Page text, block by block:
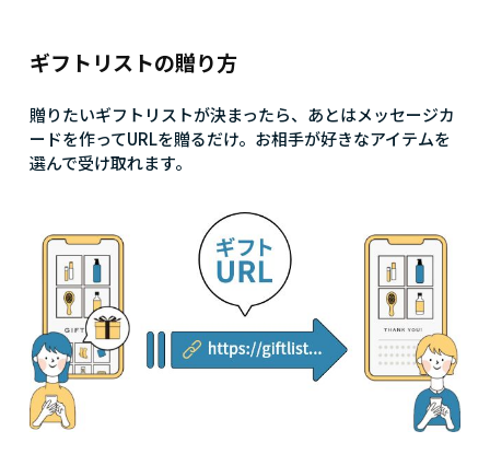
ギフトリストの贈り方
贈りたいギフトリストが決まったら、あとはメッセージカ
ードを作ってURLを贈るだけ。お相手が好きなアイテムを
選んで受け取れます。